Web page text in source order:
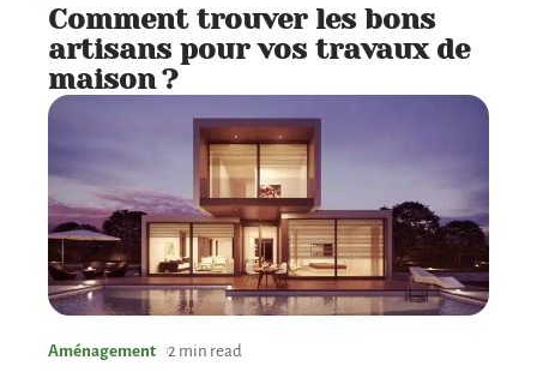
Comment trouver les bons
artisans pour vos travaux de
maison ?
Aménagement 2 min read